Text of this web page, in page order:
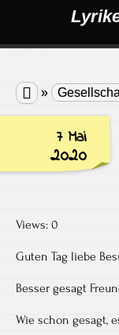
 »
7 Mai
2020
Views: 0
Guten Tag liebe
Besser gesagt
Wie schon gesagt,